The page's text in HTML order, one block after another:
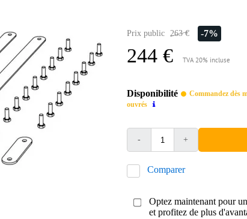
Prix public 263 € -7%
244 € TVA 20% incluse
Disponibilité
Commandez dès
ouvrés
- +
Comparer
Optez maintenant pour
et profitez de plus